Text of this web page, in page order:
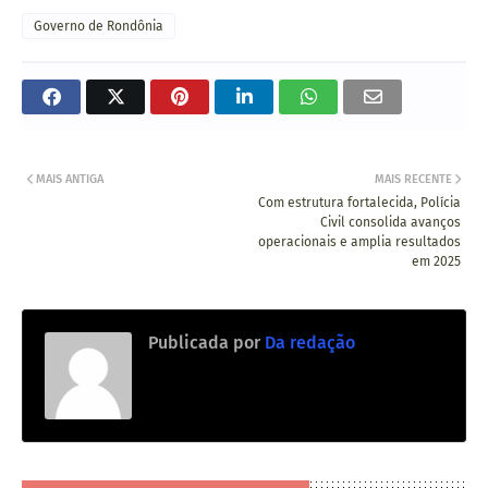
Governo de Rondônia
MAIS RECENTE
Com estrutura fortalecida, Polícia
Civil consolida avanços
operacionais e amplia resultados
em 2025
MAIS ANTIGA
Publicada por Da redação